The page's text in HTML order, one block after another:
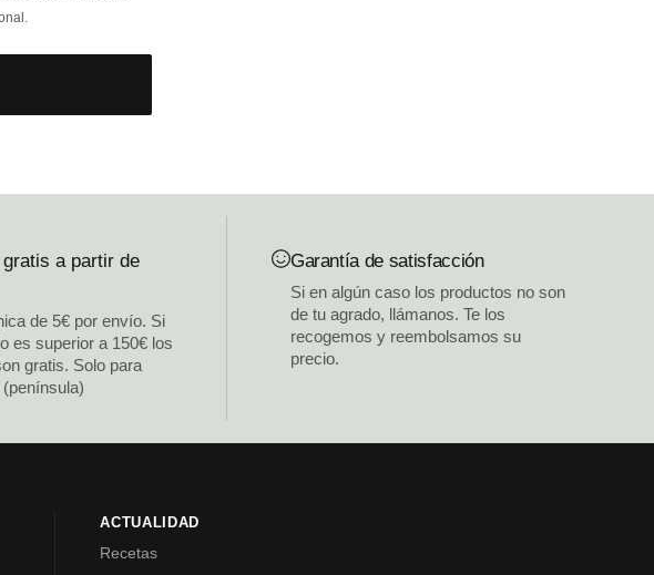
a partir de
de 5€ por envío. Si
es superior a 150€ los
gratis. Solo para
Garantía de satisfacción
Si en algún caso los productos no son
de tu agrado, llámanos. Te los
recogemos y reembolsamos su
precio.
ACTUALIDAD
Recetas